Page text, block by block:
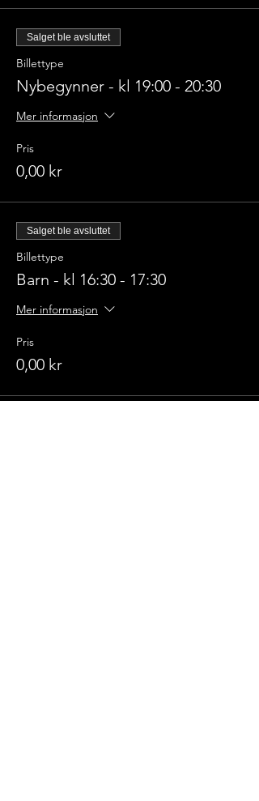
Salget ble avsluttet
Billettype
Nybegynner - kl 19:00 - 20:30
Mer informasjon
Pris
0,00 kr
Salget ble avsluttet
Billettype
Barn - kl 16:30 - 17:30
Mer informasjon
Pris
0,00 kr